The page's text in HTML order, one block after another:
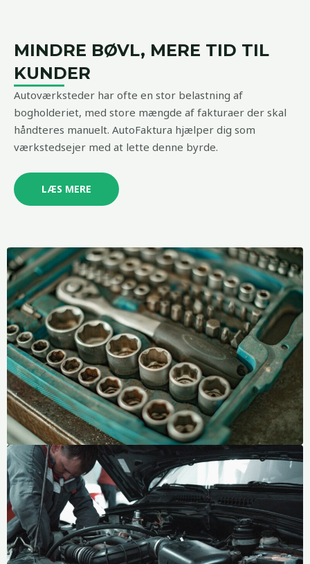
MINDRE BØVL, MERE TID TIL
KUNDER
Autoværksteder har ofte en stor belastning af
bogholderiet, med store mængde af fakturaer der skal
håndteres manuelt. AutoFaktura hjælper dig som
værkstedsejer med at lette denne byrde.
LÆS MERE